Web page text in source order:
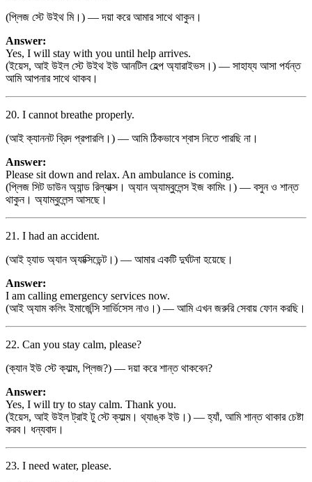
(প্লিজ স্টে উইথ মি।) — দয়া করে আমার সাথে থাকুন।
Answer:
Yes, I will stay with you until help arrives.
(ইয়েস, আই উইল স্টে উইথ ইউ আনটিল হেল্প অ্যারাইভস।) — সাহায্য আসা পর্যন্ত
আমি আপনার সাথে থাকব।
20. I cannot breathe properly.
(আই ক্যাননট ব্রিদ প্রপারলি।) — আমি ঠিকভাবে শ্বাস নিতে পারছি না।
Answer:
Please sit down and relax. An ambulance is coming.
(প্লিজ সিট ডাউন অ্যান্ড রিল্যাক্স। অ্যান অ্যাম্বুলেন্স ইজ কামিং।) — বসুন ও শান্ত
থাকুন। অ্যাম্বুলেন্স আসছে।
21. I had an accident.
(আই হ্যাড অ্যান অ্যাক্সিডেন্ট।) — আমার একটি দুর্ঘটনা হয়েছে।
Answer:
I am calling emergency services now.
(আই অ্যাম কলিং ইমার্জেন্সি সার্ভিসেস নাও।) — আমি এখন জরুরি সেবায় ফোন করছি।
22. Can you stay calm, please?
(ক্যান ইউ স্টে ক্যাল্ম, প্লিজ?) — দয়া করে শান্ত থাকবেন?
Answer:
Yes, I will try to stay calm. Thank you.
(ইয়েস, আই উইল ট্রাই টু স্টে ক্যাল্ম। থ্যাঙ্ক ইউ।) — হ্যাঁ, আমি শান্ত থাকার চেষ্টা
করব। ধন্যবাদ।
23. I need water, please.